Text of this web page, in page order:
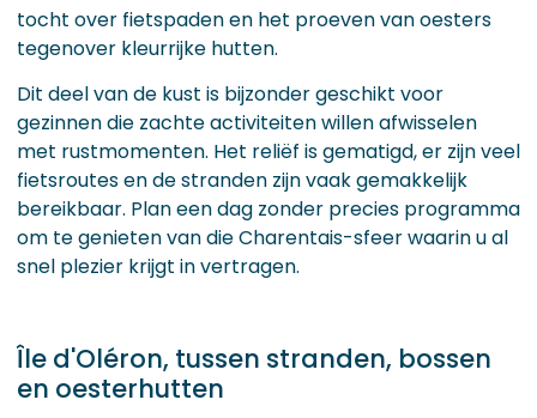
tocht over fietspaden en het proeven van oesters
tegenover kleurrijke hutten.
Dit deel van de kust is bijzonder geschikt voor
gezinnen die zachte activiteiten willen afwisselen
met rustmomenten. Het reliëf is gematigd, er zijn veel
fietsroutes en de stranden zijn vaak gemakkelijk
bereikbaar. Plan een dag zonder precies programma
om te genieten van die Charentais-sfeer waarin u al
snel plezier krijgt in vertragen.
Île d'Oléron, tussen stranden, bossen
en oesterhutten